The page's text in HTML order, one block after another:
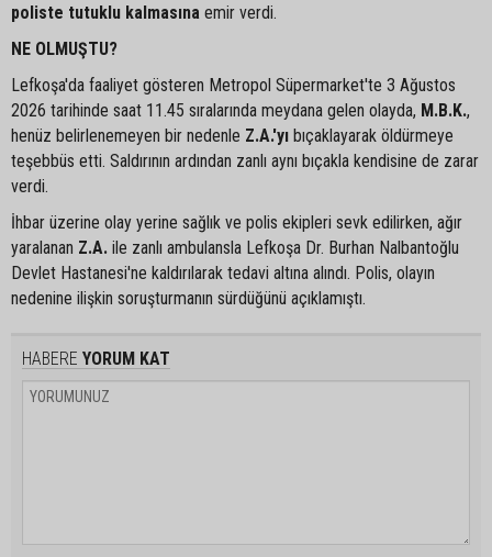
poliste tutuklu kalmasına emir verdi.
NE OLMUŞTU?
Lefkoşa'da faaliyet gösteren Metropol Süpermarket'te 3 Ağustos
2026 tarihinde saat 11.45 sıralarında meydana gelen olayda, M.B.K.,
henüz belirlenemeyen bir nedenle Z.A.'yı bıçaklayarak öldürmeye
teşebbüs etti. Saldırının ardından zanlı aynı bıçakla kendisine de zarar
verdi.
İhbar üzerine olay yerine sağlık ve polis ekipleri sevk edilirken, ağır
yaralanan Z.A. ile zanlı ambulansla Lefkoşa Dr. Burhan Nalbantoğlu
Devlet Hastanesi'ne kaldırılarak tedavi altına alındı. Polis, olayın
nedenine ilişkin soruşturmanın sürdüğünü açıklamıştı.
HABERE YORUM KAT